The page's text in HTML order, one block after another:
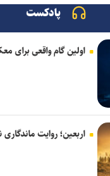
افتخاری چوگان شد
بدون ثبت قرارداد
شد
بختیاری زاده به
داده شد
دومین رکوردشکنی
پادکست
اولین گام واقعی برای
اربعین؛ روایت